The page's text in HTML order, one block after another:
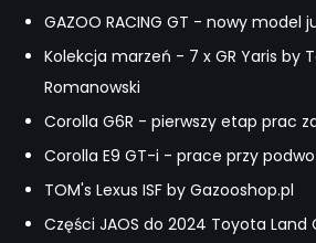
GAZOO RACING GT - nowy model
Kolekcja marzeń - 7 x GR Yaris by
Romanowski
Corolla G6R - pierwszy etap prac
Corolla E9 GT-i - prace przy
TOM's Lexus ISF by Gazooshop.pl
Części JAOS do 2024 Toyota Land